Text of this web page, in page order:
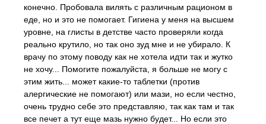
конечно. Пробовала вилять с различным рационом в
еде, но и это не помогает. Гигиена у меня на высшем
уровне, на глисты в детстве часто проверяли когда
реально крутило, но так оно зуд мне и не убирало. К
врачу по этому поводу как не хотела идти так и жутко
не хочу... Помогите пожалуйста, я больше не могу с
этим жить... может какие-то таблетки (против
алергические не помогают) или мази, но если честно,
очень трудно себе это представляю, так как там и так
все печет а тут еще мазь нужно будет... Но если это